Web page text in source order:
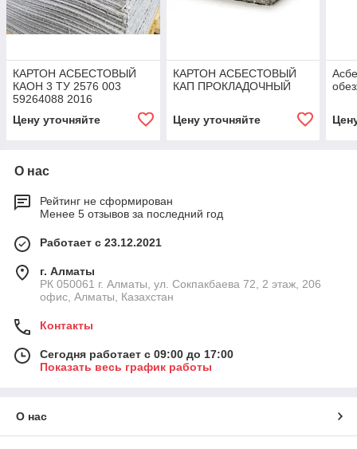
КАРТОН АСБЕСТОВЫЙ
КАОН 3 ТУ 2576 003
59264088 2016
Цену уточняйте
КАРТОН АСБЕСТОВЫЙ
КАП ПРОКЛАДОЧНЫЙ
Цену уточняйте
О нас
Рейтинг не сформирован
Менее 5 отзывов за последний год
Работает с 23.12.2021
г. Алматы
РК 050061 г. Алматы, ул. Сокпакбаева 72, 2 этаж, 206
офис, Алматы, Казахстан
Контакты
Сегодня работает с 09:00 до 17:00
Показать весь график работы
О нас